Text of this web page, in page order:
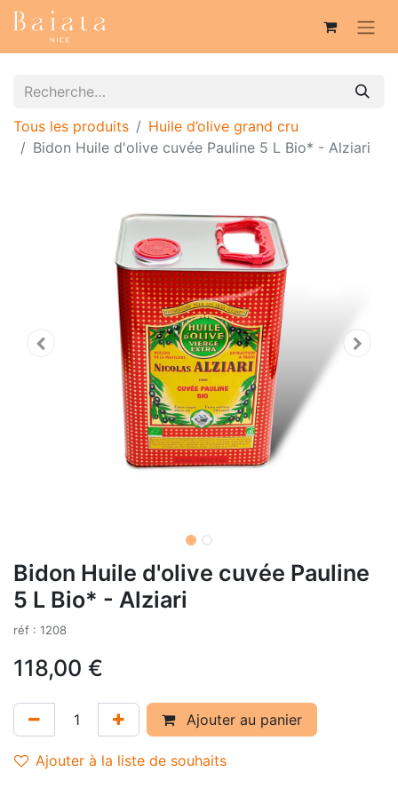
Tous les produits
Huile d’olive grand cru
Bidon Huile d'olive cuvée Pauline 5 L Bio* - Alziari
Bidon Huile d'olive cuvée Pauline
5 L Bio* - Alziari
réf : 1208
118,00 €
Ajouter au panier
Ajouter à la liste de souhaits